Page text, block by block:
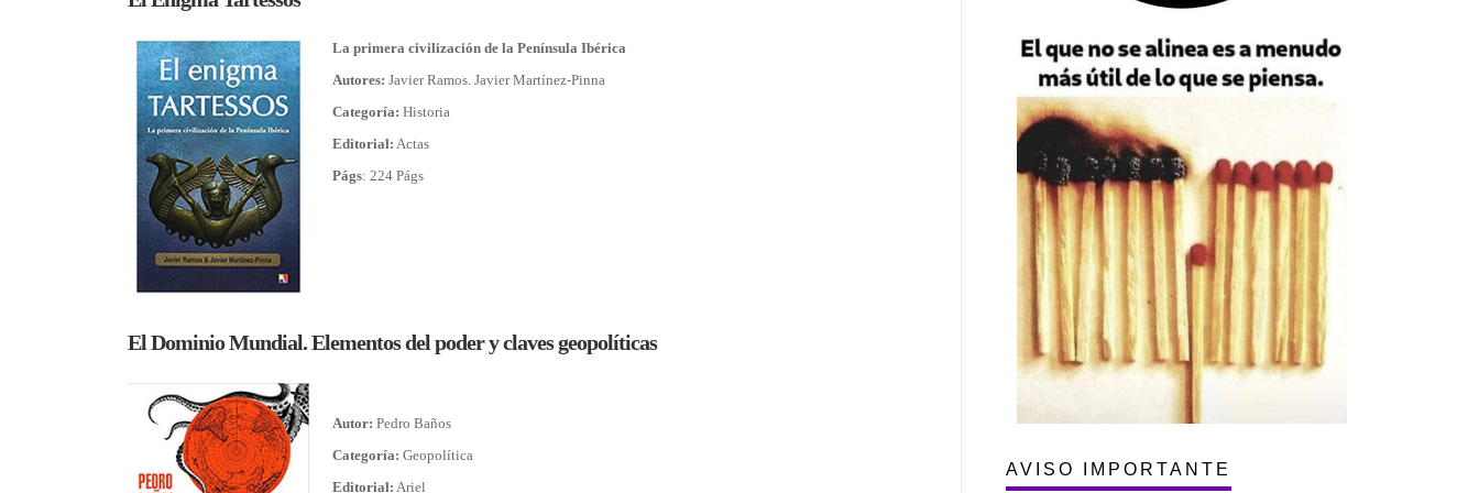
La primera civilización de la Península Ibérica
Autores: Javier Ramos. Javier Martínez-Pinna
Categoría: Historia
Editorial: Actas
Págs: 224 Págs
El Dominio Mundial. Elementos del poder y claves geopolíticas
Autor: Pedro Baños
Categoría: Geopolítica
Editorial: Ariel
AVISO IMPORTANTE